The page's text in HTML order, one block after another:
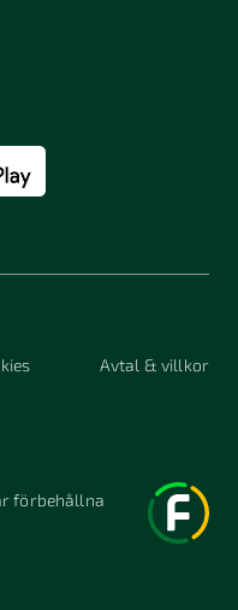
Avtal & villkor
förbehållna